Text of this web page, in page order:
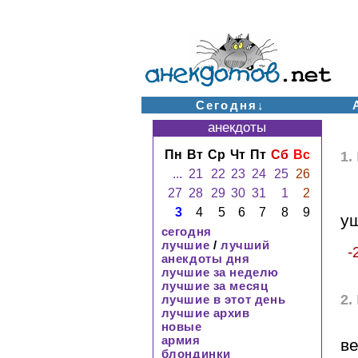
Сегодня↓
1.
-
2.
анекдоты
Пн Вт Ср Чт Пт Сб Вс
... 21 22 23 24 25
26
27 28 29 30 31 1
2
3
4 5 6 7 8
9
сегодня
лучшие / лучший
анекдоты дня
лучшие за неделю
лучшие за месяц
лучшие в этот день
лучшие архив
новые
армия
блондинки